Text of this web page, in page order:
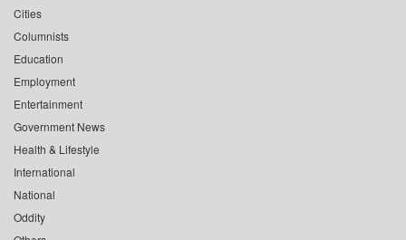
Cities
Columnists
Education
Employment
Entertainment
Government News
Health & Lifestyle
International
National
Oddity